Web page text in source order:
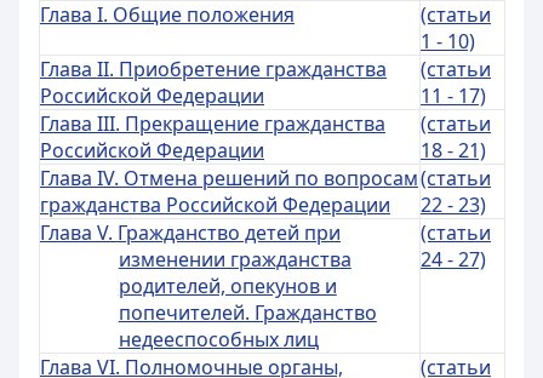
Глава I. Общие положения
(статьи
1 - 10)
Глава II. Приобретение гражданства
Российской Федерации
(статьи
11 - 17)
Глава III. Прекращение гражданства
Российской Федерации
(статьи
18 - 21)
Глава IV. Отмена решений по вопросам
гражданства Российской Федерации
(статьи
22 - 23)
Глава V. Гражданство детей при
изменении гражданства
родителей, опекунов и
попечителей. Гражданство
недееспособных лиц
(статьи
24 - 27)
Глава VI. Полномочные органы,
(статьи